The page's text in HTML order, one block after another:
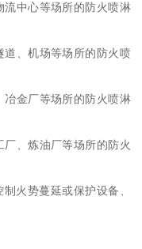
中心等场所的防火喷淋
道、机场等场所的防火喷
金厂等场所的防火喷淋
、炼油厂等场所的防火
火势蔓延或保护设备、